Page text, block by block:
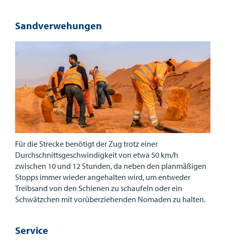
Sandverwehungen
Für die Strecke benötigt der Zug trotz einer
Durchschnittsgeschwindigkeit von etwa 50 km/h
zwischen 10 und 12 Stunden, da neben den planmäßigen
Stopps immer wieder angehalten wird, um entweder
Treibsand von den Schienen zu schaufeln oder ein
Schwätzchen mit vorüberziehenden Nomaden zu halten.
Service